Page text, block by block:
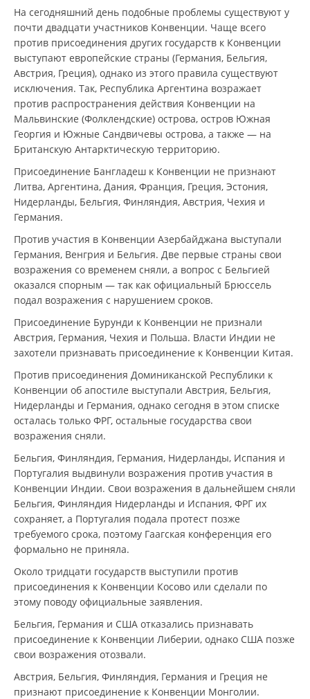
На сегодняшний день подобные проблемы существуют у
почти двадцати участников Конвенции. Чаще всего
против присоединения других государств к Конвенции
выступают европейские страны (Германия, Бельгия,
Австрия, Греция), однако из этого правила существуют
исключения. Так, Республика Аргентина возражает
против распространения действия Конвенции на
Мальвинские (Фолклендские) острова, остров Южная
Георгия и Южные Сандвичевы острова, а также — на
Британскую Антарктическую территорию.
Присоединение Бангладеш к Конвенции не признают
Литва, Аргентина, Дания, Франция, Греция, Эстония,
Нидерланды, Бельгия, Финляндия, Австрия, Чехия и
Германия.
Против участия в Конвенции Азербайджана выступали
Германия, Венгрия и Бельгия. Две первые страны свои
возражения со временем сняли, а вопрос с Бельгией
оказался спорным — так как официальный Брюссель
подал возражения с нарушением сроков.
Присоединение Бурунди к Конвенции не признали
Австрия, Германия, Чехия и Польша. Власти Индии не
захотели признавать присоединение к Конвенции Китая.
Против присоединения Доминиканской Республики к
Конвенции об апостиле выступали Австрия, Бельгия,
Нидерланды и Германия, однако сегодня в этом списке
осталась только ФРГ, остальные государства свои
возражения сняли.
Бельгия, Финляндия, Германия, Нидерланды, Испания и
Португалия выдвинули возражения против участия в
Конвенции Индии. Свои возражения в дальнейшем сняли
Бельгия, Финляндия Нидерланды и Испания, ФРГ их
сохраняет, а Португалия подала протест позже
требуемого срока, поэтому Гаагская конференция его
формально не приняла.
Около тридцати государств выступили против
присоединения к Конвенции Косово или сделали по
этому поводу официальные заявления.
Бельгия, Германия и США отказались признавать
присоединение к Конвенции Либерии, однако США позже
свои возражения отозвали.
Австрия, Бельгия, Финляндия, Германия и Греция не
признают присоединение к Конвенции Монголии.